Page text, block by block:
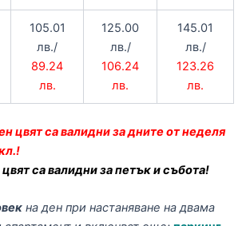
105.01
лв./
89.24
лв.
125.00
лв./
106.24
лв.
145.01
лв./
123.26
лв.
цвят са валидни за дните от неделя
са валидни за петък и събота!
на ден при настаняване на двама